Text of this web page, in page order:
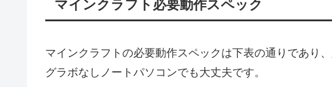
マインクラフト必要動作スペック
マインクラフトの必要動作スペックは下表の通りであり
グラボなしノートパソコンでも大丈夫です。